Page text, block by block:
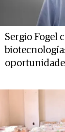
Sergio Fogel